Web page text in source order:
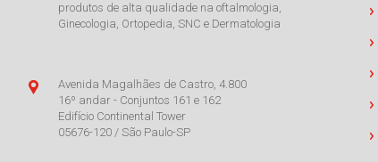
produtos de alta qualidade na oftalmologia,
Ginecologia, Ortopedia, SNC e Dermatologia
Avenida Magalhães de Castro, 4.800
16º andar - Conjuntos 161 e 162
Edifício Continental Tower
05676-120 / São Paulo-SP